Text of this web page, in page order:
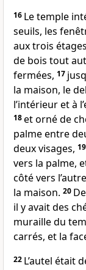
16 Le temple
seuils, les
aux trois
de bois tout
fermées, 17
la maison, le
l’intérieur et à
18et orné de
palme entre
deux visages, 19
vers la palme,
côté vers
la maison. 20
il y avait des
muraille du
carrés, et la
22 L’autel était